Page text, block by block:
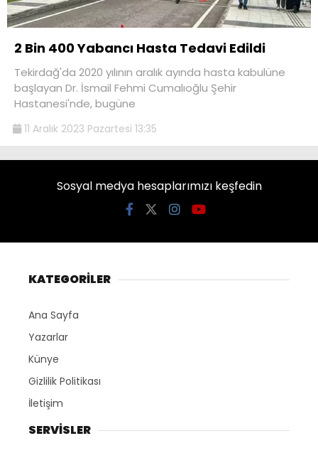
2 Bin 400 Yabancı Hasta Tedavi Edildi
Tekirdağ'da 2020 yılının aralık ayında hasta kabulüne
başlayan Dr. İsmail Fehmi Cumalıoğlu Şehir
Hastanesi'nde, bugüne
11 Aralık 2023 Pazartesi 13:35
Sosyal medya hesaplarımızı keşfedin
KATEGORİLER
Ana Sayfa
Yazarlar
Künye
Gizlilik Politikası
İletişim
SERVİSLER